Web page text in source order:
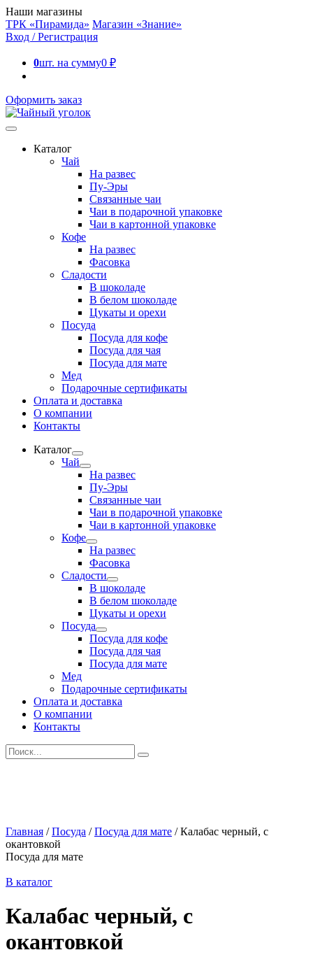
Наши магазины
ТРК «Пирамида» Магазин «Знание»
Вход / Регистрация
0шт. на сумму0 ₽
Оформить заказ
Каталог
Чай
На развес
Пу-Эры
Связанные чаи
Чаи в подарочной упаковке
Чаи в картонной упаковке
Кофе
На развес
Фасовка
Сладости
В шоколаде
В белом шоколаде
Цукаты и орехи
Посуда
Посуда для кофе
Посуда для чая
Посуда для мате
Мед
Подарочные сертификаты
Оплата и доставка
О компании
Контакты
Каталог
Развернутое
вложенное
меню
Чай
Развернутое
вложенное
меню
На развес
Пу-Эры
Связанные чаи
Чаи в подарочной упаковке
Чаи в картонной упаковке
Кофе
Развернутое
вложенное
меню
На развес
Фасовка
Сладости
Развернутое
вложенное
меню
В шоколаде
В белом шоколаде
Цукаты и орехи
Посуда
Развернутое
вложенное
меню
Посуда для кофе
Посуда для чая
Посуда для мате
Мед
Подарочные сертификаты
Оплата и доставка
О компании
Контакты
Искать:
Главная /Посуда /Посуда для мате /Калабас черный, с
окантовкой
Посуда для мате
В каталог
Калабас черный, с
окантовкой